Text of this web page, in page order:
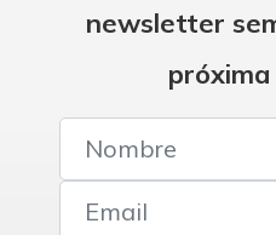
newsletter